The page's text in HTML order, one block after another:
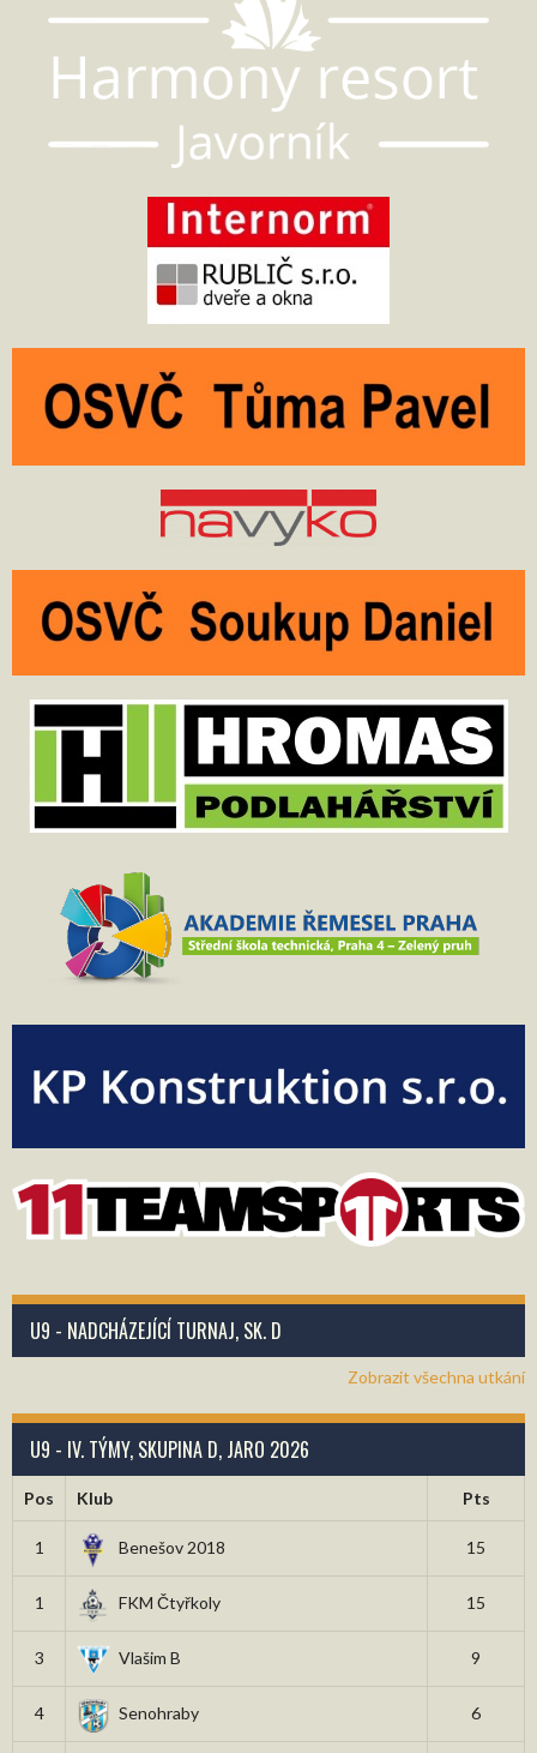
U9 - NADCHÁZEJÍCÍ TURNAJ, SK. D
Zobrazit všechna utkání
U9 - IV. TÝMY, SKUPINA D, JARO 2026
Pos Klub Pts
1 Benešov 2018 15
1 FKM Čtyřkoly 15
3 Vlašim B 9
4 Senohraby 6